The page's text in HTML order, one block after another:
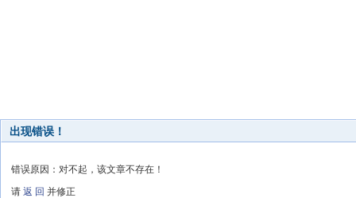
出现错误！
错误原因：对不起，该文章不存在！
请 返 回 并修正